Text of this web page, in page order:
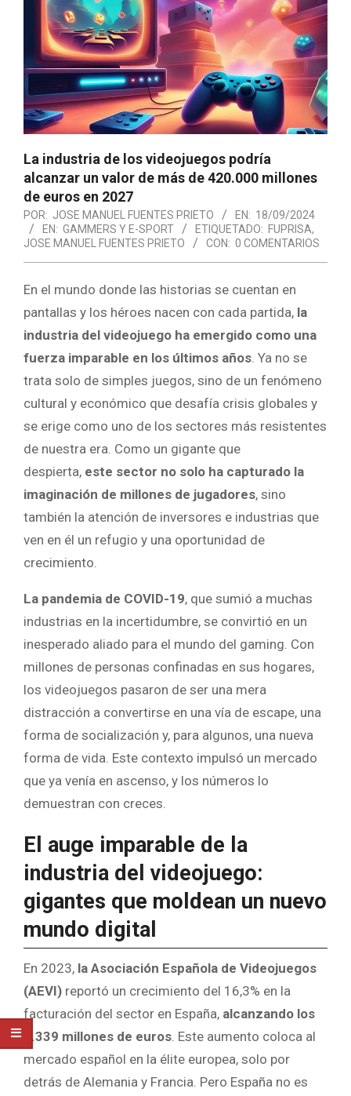
La industria de los videojuegos podría
alcanzar un valor de más de 420.000 millones
de euros en 2027
POR: JOSE MANUEL FUENTES PRIETO EN: 18/09/2024
EN: GAMMERS Y E-SPORT ETIQUETADO: FUPRISA,
JOSE MANUEL FUENTES PRIETO
CON: 0 COMENTARIOS
En el mundo donde las historias se cuentan en
pantallas y los héroes nacen con cada partida, la
industria del videojuego ha emergido como una
fuerza imparable en los últimos años. Ya no se
trata solo de simples juegos, sino de un fenómeno
cultural y económico que desafía crisis globales y
se erige como uno de los sectores más resistentes
de nuestra era. Como un gigante que
despierta, este sector no solo ha capturado la
imaginación de millones de jugadores, sino
también la atención de inversores e industrias que
ven en él un refugio y una oportunidad de
crecimiento.
La pandemia de COVID-19, que sumió a muchas
industrias en la incertidumbre, se convirtió en un
inesperado aliado para el mundo del gaming. Con
millones de personas confinadas en sus hogares,
los videojuegos pasaron de ser una mera
distracción a convertirse en una vía de escape, una
forma de socialización y, para algunos, una nueva
forma de vida. Este contexto impulsó un mercado
que ya venía en ascenso, y los números lo
demuestran con creces.
El auge imparable de la
industria del videojuego:
gigantes que moldean un nuevo
mundo digital
En 2023, la Asociación Española de Videojuegos
(AEVI) reportó un crecimiento del 16,3% en la
facturación del sector en España, alcanzando los
2.339 millones de euros. Este aumento coloca al
mercado español en la élite europea, solo por
detrás de Alemania y Francia. Pero España no es